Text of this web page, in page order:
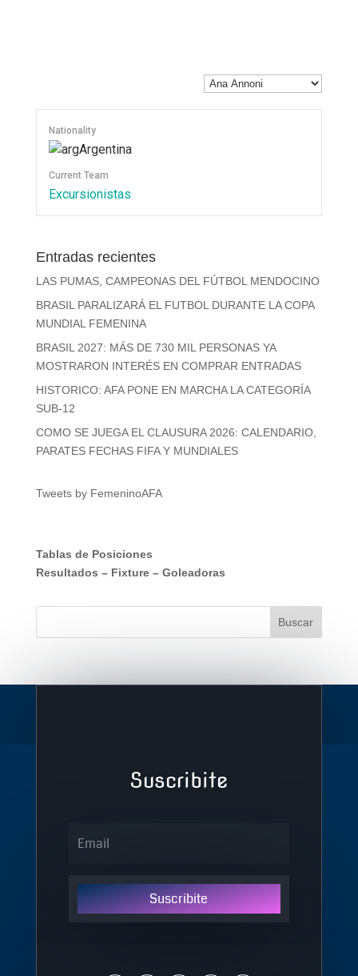
Nationality
Argentina
Current Team
Excursionistas
Entradas recientes
LAS PUMAS, CAMPEONAS DEL FÚTBOL MENDOCINO
BRASIL PARALIZARÁ EL FUTBOL DURANTE LA COPA
MUNDIAL FEMENINA
BRASIL 2027: MÁS DE 730 MIL PERSONAS YA
MOSTRARON INTERÉS EN COMPRAR ENTRADAS
HISTORICO: AFA PONE EN MARCHA LA CATEGORÍA
SUB-12
COMO SE JUEGA EL CLAUSURA 2026: CALENDARIO,
PARATES FECHAS FIFA Y MUNDIALES
Tweets by FemeninoAFA
Tablas de Posiciones
Resultados – Fixture– Goleadoras
Suscribite
Suscribite